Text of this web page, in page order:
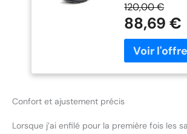
d’ajustement et
doublure en
pour un
et confortable
plantaire
revêtue de
une stabilité
amorti et une
120,00 €
88,69 €
Confort et ajustement précis
Lorsque j’ai enfilé pour la première fois les